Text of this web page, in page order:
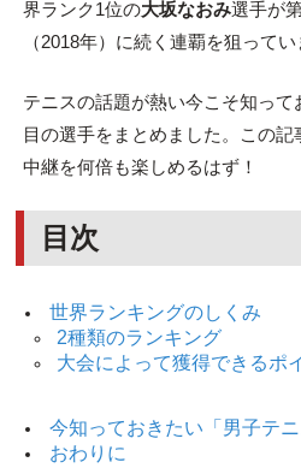
界ランク1位の大坂なおみ選手が
（2018年）に続く連覇を狙ってい
テニスの話題が熱い今こそ知っ
目の選手をまとめました。この
中継を何倍も楽しめるはず！
目次
世界ランキングのしくみ
2種類のランキング
大会によって獲得できるポ
今知っておきたい「男子テ
おわりに